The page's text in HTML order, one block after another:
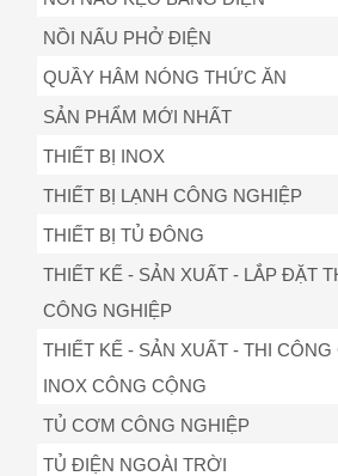
NỒI NẤU PHỞ ĐIỆN
QUẦY HÂM NÓNG THỨC ĂN
SẢN PHẨM MỚI NHẤT
THIẾT BỊ INOX
THIẾT BỊ LẠNH CÔNG NGHIỆP
THIẾT BỊ TỦ ĐÔNG
THIẾT KẾ - SẢN XUẤT - LẮP ĐẶT
CÔNG NGHIỆP
THIẾT KẾ - SẢN XUẤT - THI
INOX CÔNG CỘNG
TỦ CƠM CÔNG NGHIỆP
TỦ ĐIỆN NGOÀI TRỜI